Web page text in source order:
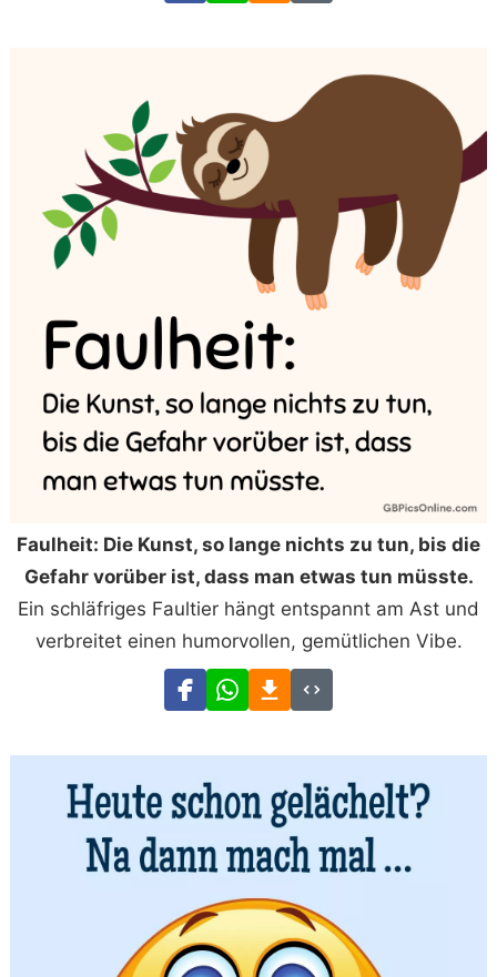
Faulheit: Die Kunst, so lange nichts zu tun, bis die
Gefahr vorüber ist, dass man etwas tun müsste.
Ein schläfriges Faultier hängt entspannt am Ast und
verbreitet einen humorvollen, gemütlichen Vibe.